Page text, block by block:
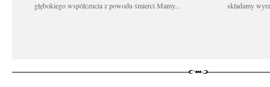
głębokiego współczucia z powodu śmierci Mamy...
składamy